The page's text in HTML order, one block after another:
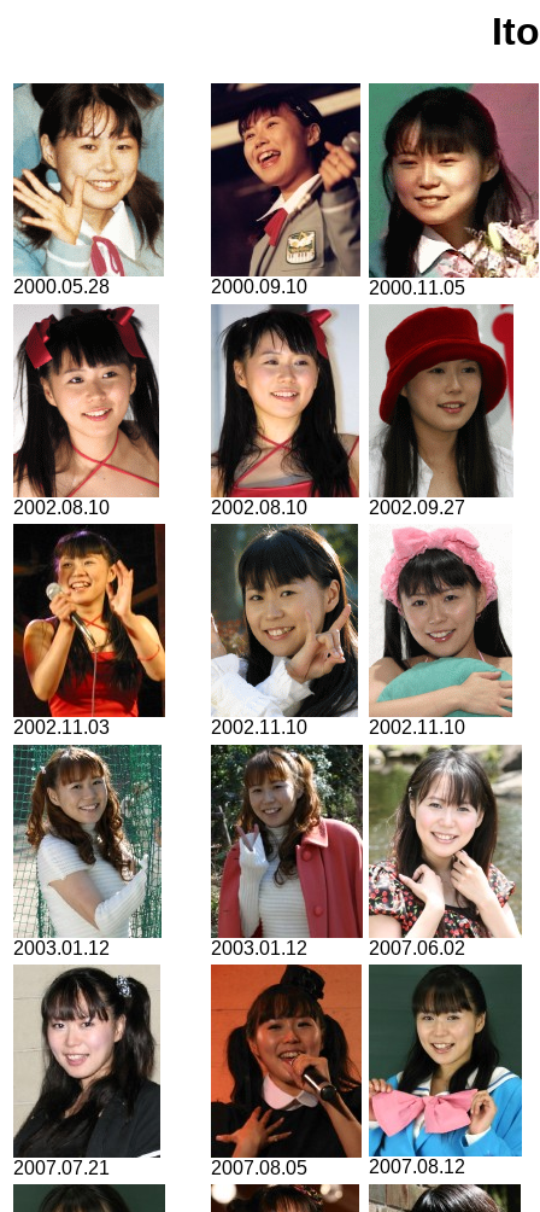
2000.05.28 2000.09.10 2000.11.05
2002.08.10 2002.08.10 2002.09.27
2002.11.03 2002.11.10 2002.11.10
2003.01.12 2003.01.12 2007.06.02
2007.07.21 2007.08.05 2007.08.12